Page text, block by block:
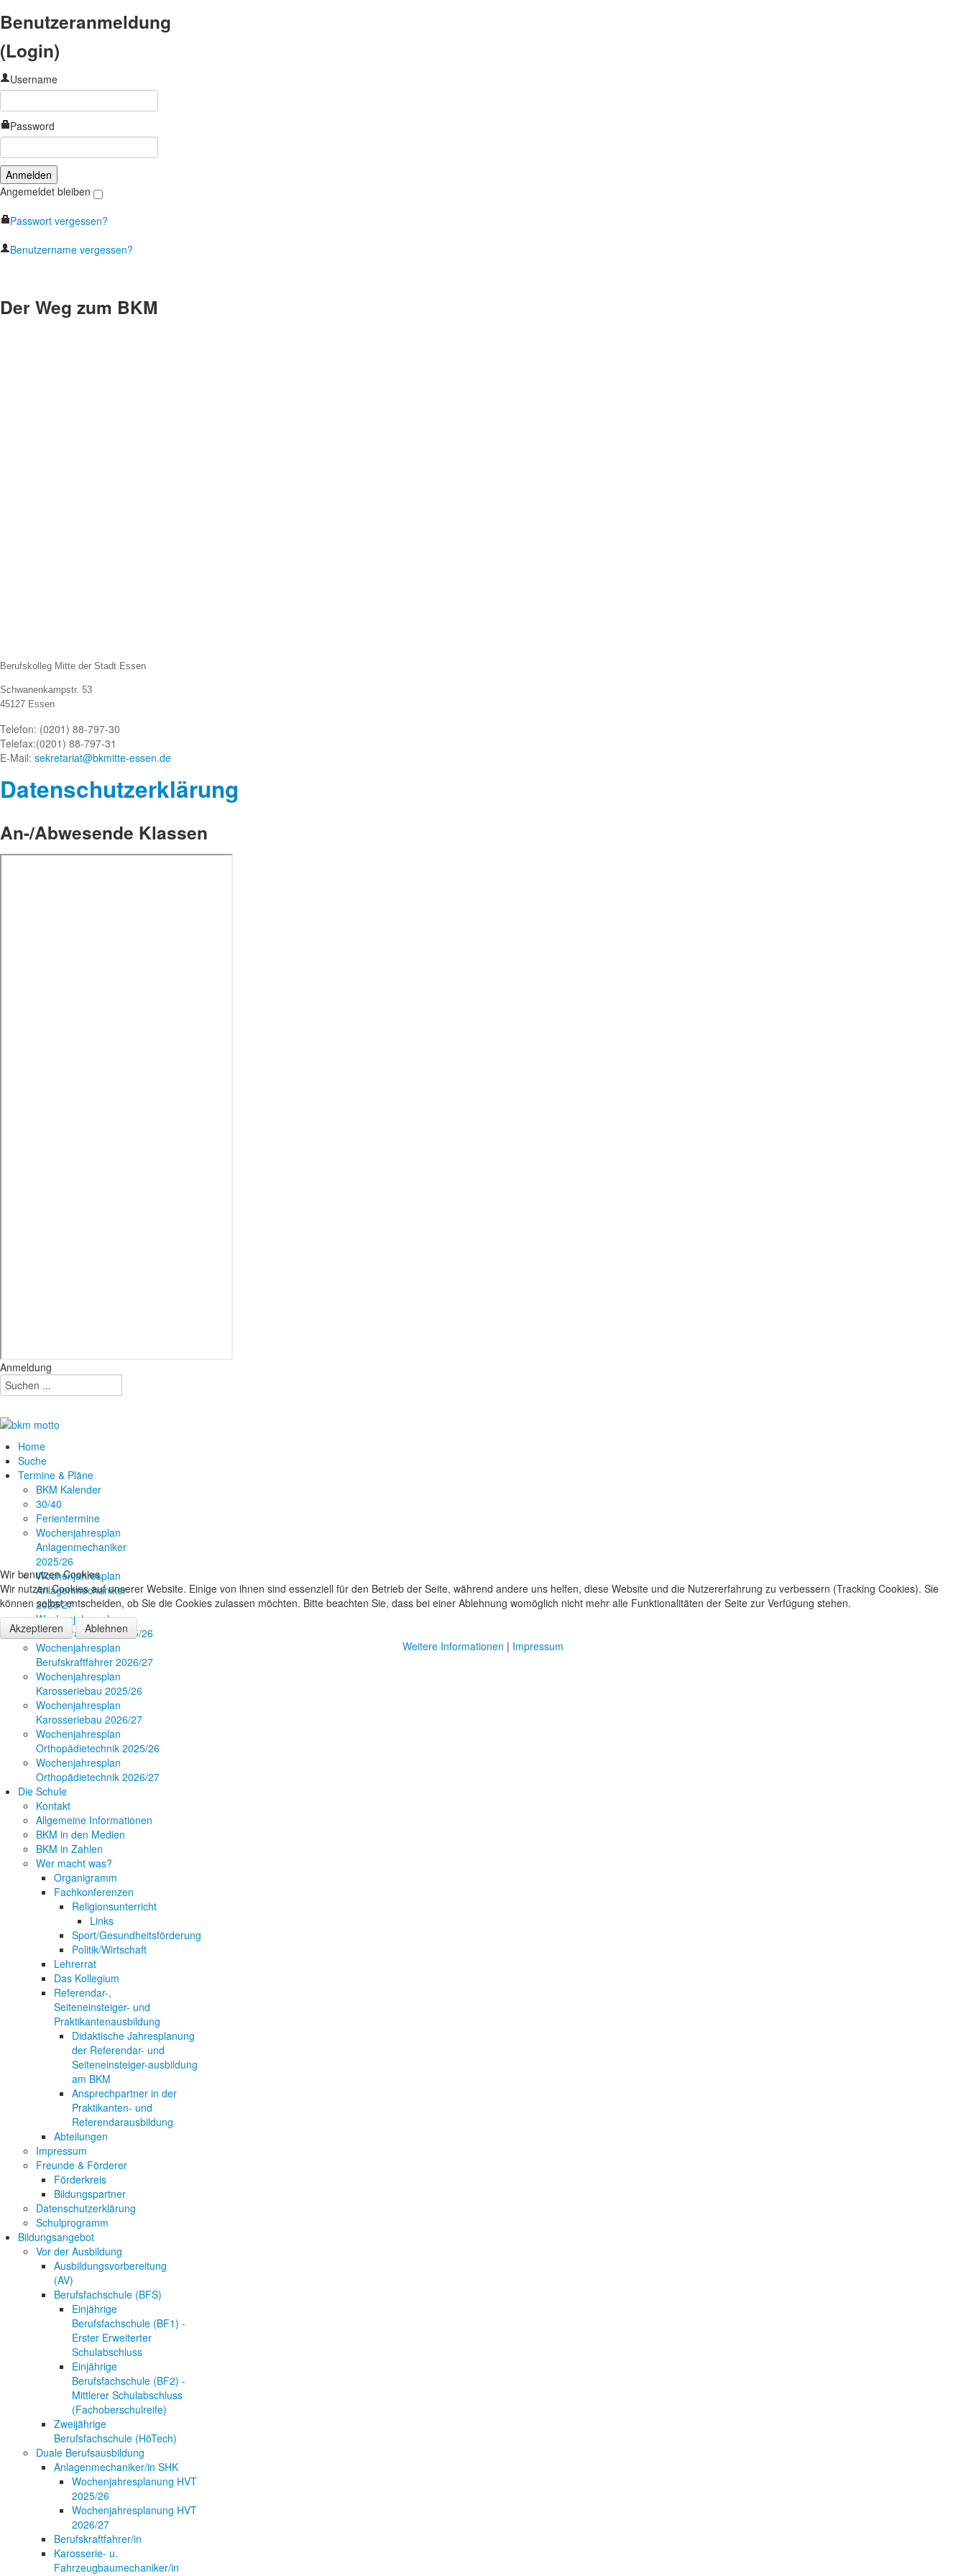
Benutzeranmeldung
(Login)
Username
Password
Angemeldet bleiben
Passwort vergessen?
Benutzername vergessen?
Der Weg zum BKM
Berufskolleg Mitte der Stadt Essen
Schwanenkampstr. 53
45127 Essen
Telefon: (0201) 88-797-30
Telefax:(0201) 88-797-31
E-Mail: sekretariat@bkmitte-essen.de
Datenschutzerklärung
An-/Abwesende Klassen
Anmeldung
Home
Suche
Termine & Pläne
BKM Kalender
30/40
Ferientermine
Wochenjahresplan
Anlagenmechaniker
2025/26
Wochenjahresplan
Anlagenmechaniker
2026/27
Wochenjahresplan
Berufskraftfahrer 2025/26
Wochenjahresplan
Berufskraftfahrer 2026/27
Wochenjahresplan
Karosseriebau 2025/26
Wochenjahresplan
Karosseriebau 2026/27
Wochenjahresplan
Orthopädietechnik 2025/26
Wochenjahresplan
Orthopädietechnik 2026/27
Die Schule
Kontakt
Allgemeine Informationen
BKM in den Medien
BKM in Zahlen
Wer macht was?
Organigramm
Fachkonferenzen
Religionsunterricht
Links
Sport/Gesundheitsförderung
Politik/Wirtschaft
Lehrerrat
Das Kollegium
Referendar-,
Seiteneinsteiger- und
Praktikantenausbildung
Didaktische Jahresplanung
der Referendar- und
Seiteneinsteiger-ausbildung
am BKM
Ansprechpartner in der
Praktikanten- und
Referendarausbildung
Abteilungen
Impressum
Freunde & Förderer
Förderkreis
Bildungspartner
Datenschutzerklärung
Schulprogramm
Bildungsangebot
Vor der Ausbildung
Ausbildungsvorbereitung
(AV)
Berufsfachschule (BFS)
Einjährige
Berufsfachschule (BF1) -
Erster Erweiterter
Schulabschluss
Einjährige
Berufsfachschule (BF2) -
Mittlerer Schulabschluss
(Fachoberschulreife)
Zweijährige
Berufsfachschule (HöTech)
Duale Berufsausbildung
Anlagenmechaniker/in SHK
Wochenjahresplanung HVT
2025/26
Wochenjahresplanung HVT
2026/27
Berufskraftfahrer/in
Karosserie- u.
Fahrzeugbaumechaniker/in
Wir benutzen Cookies
Wir nutzen Cookies auf unserer Website. Einige von ihnen sind essenziell für den Betrieb der Seite, während andere uns helfen, diese Website und die Nutzererfahrung zu verbessern (Tracking Cookies). Sie
können selbst entscheiden, ob Sie die Cookies zulassen möchten. Bitte beachten Sie, dass bei einer Ablehnung womöglich nicht mehr alle Funktionalitäten der Seite zur Verfügung stehen.
Akzeptieren
Ablehnen
Weitere Informationen | Impressum